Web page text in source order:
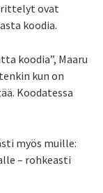
ovat
koodia.
koodia”, Maaru
kun on
Koodatessa
myös muille:
– rohkeasti